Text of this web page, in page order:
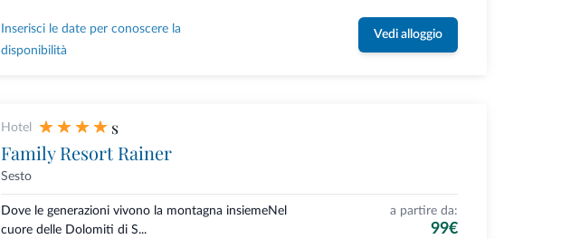
Inserisci le date per conoscere la
disponibilità
Vedi alloggio
Hotel s
Family Resort Rainer
Sesto
Dove le generazioni vivono la montagna insiemeNel
cuore delle Dolomiti di S...
a partire da:
99€